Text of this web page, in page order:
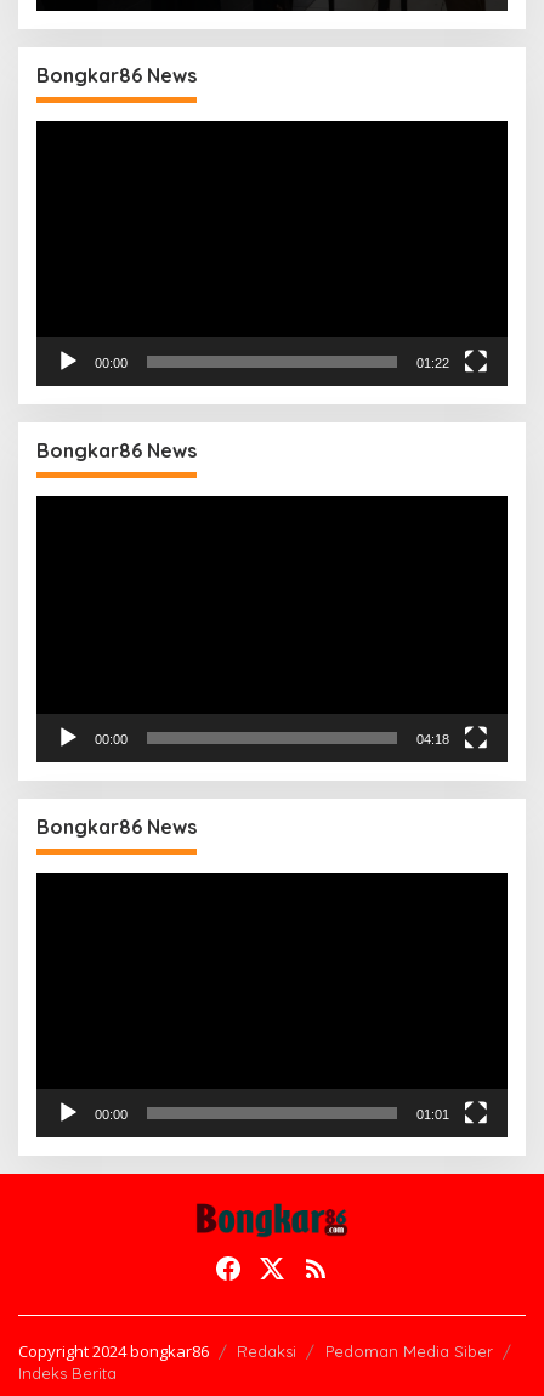
Bongkar86 News
00:00 01:22
Bongkar86 News
00:00 04:18
Bongkar86 News
00:00 01:01
Copyright 2024 bongkar86 Redaksi
Pedoman Media Siber
Indeks Berita